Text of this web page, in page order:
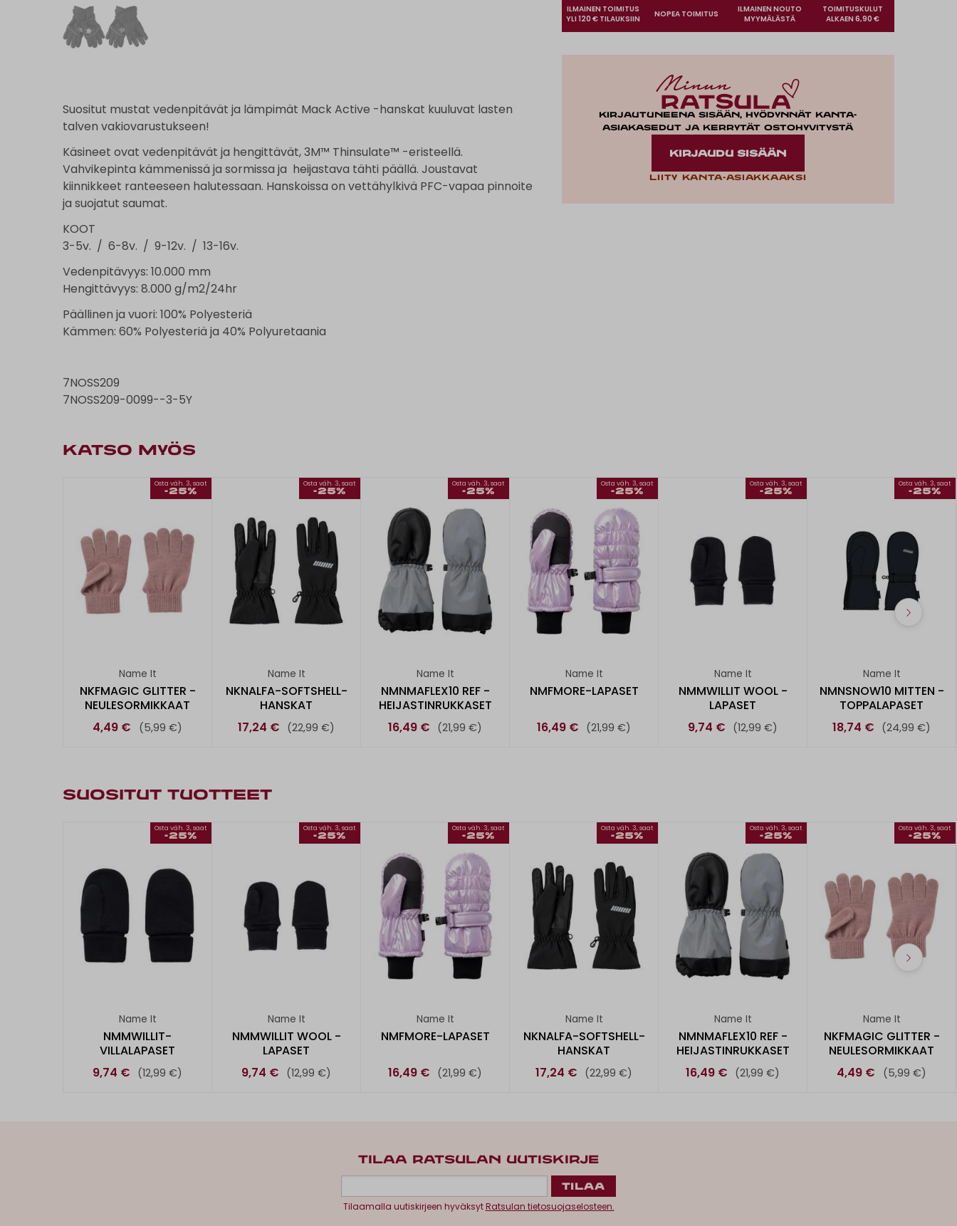
Suositut mustat vedenpitävät ja lämpimät Mack Active -hanskat kuuluvat lasten
talven vakiovarustukseen!
Käsineet ovat vedenpitävät ja hengittävät, 3M™ Thinsulate™ -eristeellä.
Vahvikepinta kämmenissä ja sormissa ja heijastava tähti päällä. Joustavat
kiinnikkeet ranteeseen halutessaan. Hanskoissa on vettähylkivä PFC-vapaa pinnoite
ja suojatut saumat.
KOOT
3-5v. / 6-8v. / 9-12v. / 13-16v.
Vedenpitävyys: 10.000 mm
Hengittävyys: 8.000 g/m2/24hr
Päällinen ja vuori: 100% Polyesteriä
Kämmen: 60% Polyesteriä ja 40% Polyuretaania
7NOSS209
7NOSS209-0099--3-5Y
ILMAINEN TOIMITUS
YLI 120 € TILAUKSIIN
NOPEA TOIMITUS
ILMAINEN NOUTO
MYYMÄLÄSTÄ
TOIMITUSKULUT
ALKAEN 6,90 €
Kirjautuneena sisään, hyödynnät kanta-
asiakasedut ja kerrytät ostohyvitystä
KIRJAUDU SISÄÄN
Liity kanta-asiakkaaksi
KATSO MYÖS
Osta väh. 3, saat
-25%
Name It
NKFMAGIC GLITTER -
NEULESORMIKKAAT
4,49 €
(5,99 €)
Osta väh. 3, saat
-25%
Name It
NKNALFA-SOFTSHELL-
HANSKAT
17,24 € (22,99 €)
Osta väh. 3, saat
-25%
Name It
NMNMAFLEX10 REF -
HEIJASTINRUKKASET
16,49 € (21,99 €)
Osta väh. 3, saat
-25%
Name It
NMFMORE-LAPASET
16,49 € (21,99 €)
Osta väh. 3, saat
-25%
Name It
NMMWILLIT WOOL -
LAPASET
9,74 € (12,99 €)
Osta väh. 3, saat
-25%
Name It
NMNSNOW10 MITTEN -
TOPPALAPASET
18,74 € (24,99 €)
SUOSITUT TUOTTEET
Osta väh. 3, saat
-25%
Name It
NMMWILLIT-
VILLALAPASET
9,74 € (12,99 €)
Osta väh. 3, saat
-25%
Name It
NMMWILLIT WOOL -
LAPASET
9,74 € (12,99 €)
Osta väh. 3, saat
-25%
Name It
NMFMORE-LAPASET
16,49 € (21,99 €)
Osta väh. 3, saat
-25%
Name It
NKNALFA-SOFTSHELL-
HANSKAT
17,24 € (22,99 €)
Osta väh. 3, saat
-25%
Name It
NMNMAFLEX10 REF -
HEIJASTINRUKKASET
16,49 € (21,99 €)
Osta väh. 3, saat
-25%
Name It
NKFMAGIC GLITTER -
NEULESORMIKKAAT
4,49 €
(5,99 €)
TILAA RATSULAN UUTISKIRJE
Tilaamalla uutiskirjeen hyväksytRatsulan tietosuojaselosteen.